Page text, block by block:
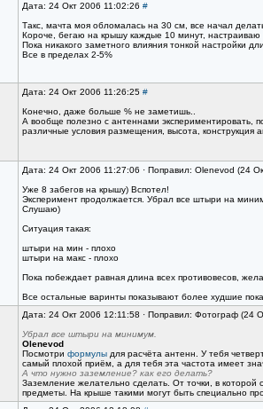
Дата: 24 Окт 2006 11:02:26 #
Такс, мачта моя обломалась на 30 см, все начал
Короче, бегаю на крышу каждые 10 минут, настраиваю
Пока никакого заметного влияния тонкой настройки
Все в пределах 2-5%
Дата: 24 Окт 2006 11:26:25 #
Конечно, даже больше % не заметишь..
А вообще полезно с антеннами экспериментировать,
различные условия размещения, высота, конструкция
Дата: 24 Окт 2006 11:27:06 · Поправил: Olenevod (24
Уже 8 забегов на крышу) Вспотел!
Эксперимент продолжается. Убрал все штыри на
Слушаю)
Ситуация такая:
штыри на мин - плохо
штыри на макс - плохо
Пока побеждает равная длина всех противовесов,
Все остальные варинты показывают более худшие
Дата: 24 Окт 2006 12:11:58 · Поправил: Фотограф (24
Убрал все штыри на минимум.
Olenevod
Посмотри формулы для расчёта антенн. У тебя
самый плохой приём, а для тебя эта частота имеет
А что нужно заземление? как его делать?
Заземление желательно сделать. От точки, в которой
предметы. На крыше такими могут быть специально